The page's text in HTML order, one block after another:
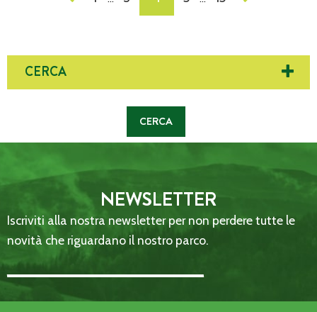
CERCA
NEWSLETTER
Iscriviti alla nostra newsletter per non perdere tutte le
novità che riguardano il nostro parco.
Email Address::: (required)